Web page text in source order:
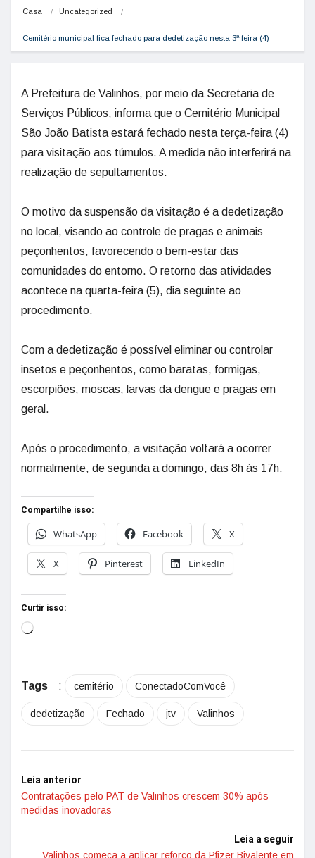
Casa Uncategorized
Cemitério municipal fica fechado para dedetização nesta 3ª feira (4)
A Prefeitura de Valinhos, por meio da Secretaria de
Serviços Públicos, informa que o Cemitério Municipal
São João Batista estará fechado nesta terça-feira (4)
para visitação aos túmulos. A medida não interferirá na
realização de sepultamentos.
O motivo da suspensão da visitação é a dedetização
no local, visando ao controle de pragas e animais
peçonhentos, favorecendo o bem-estar das
comunidades do entorno. O retorno das atividades
acontece na quarta-feira (5), dia seguinte ao
procedimento.
Com a dedetização é possível eliminar ou controlar
insetos e peçonhentos, como baratas, formigas,
escorpiões, moscas, larvas da dengue e pragas em
geral.
Após o procedimento, a visitação voltará a ocorrer
normalmente, de segunda a domingo, das 8h às 17h.
Compartilhe isso:
WhatsApp
Facebook X
X Pinterest LinkedIn
Curtir isso:
Tags : cemitério ConectadoComVocê
dedetização Fechado jtv Valinhos
Leia anterior
Contratações pelo PAT de Valinhos crescem 30% após
medidas inovadoras
Leia a seguir
Valinhos começa a aplicar reforço da Pfizer Bivalente em